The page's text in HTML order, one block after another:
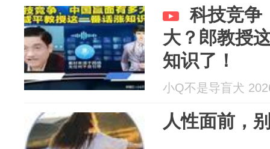
科技竞争
大？郎教授
知识了！
小Q不是导盲犬
人性面前，